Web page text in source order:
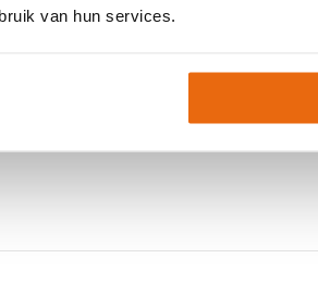
van hun services.